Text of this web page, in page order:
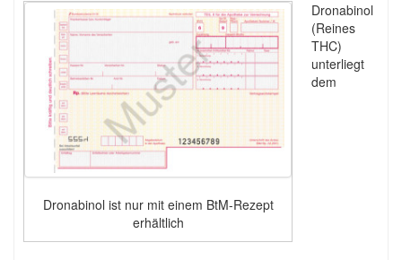
Dronabinol ist nur mit einem BtM-Rezept
erhältlich
Dronabinol
(Reines
THC)
unterliegt
dem